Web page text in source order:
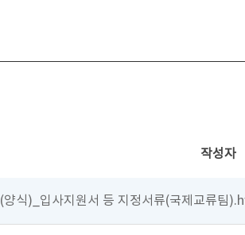
작성자
(양식)_입사지원서 등 지정서류(국제교류팀